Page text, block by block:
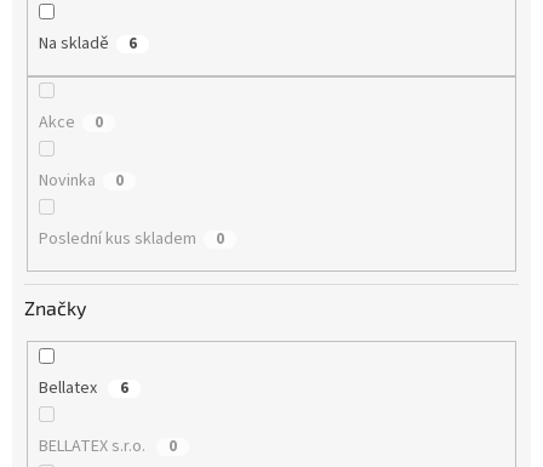
Na skladě 6
Akce 0
Novinka 0
Poslední kus skladem 0
Značky
Bellatex 6
BELLATEX s.r.o. 0